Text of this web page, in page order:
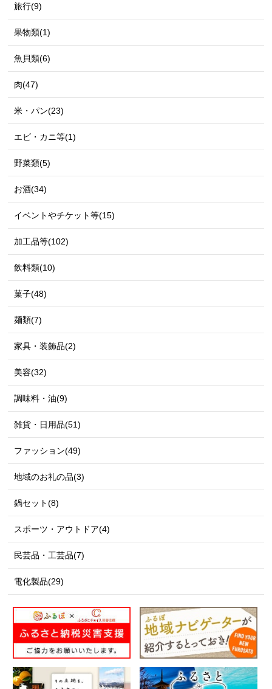
旅行(9)
果物類(1)
魚貝類(6)
肉(47)
米・パン(23)
エビ・カニ等(1)
野菜類(5)
お酒(34)
イベントやチケット等(15)
加工品等(102)
飲料類(10)
菓子(48)
麺類(7)
家具・装飾品(2)
美容(32)
調味料・油(9)
雑貨・日用品(51)
ファッション(49)
地域のお礼の品(3)
鍋セット(8)
スポーツ・アウトドア(4)
民芸品・工芸品(7)
電化製品(29)